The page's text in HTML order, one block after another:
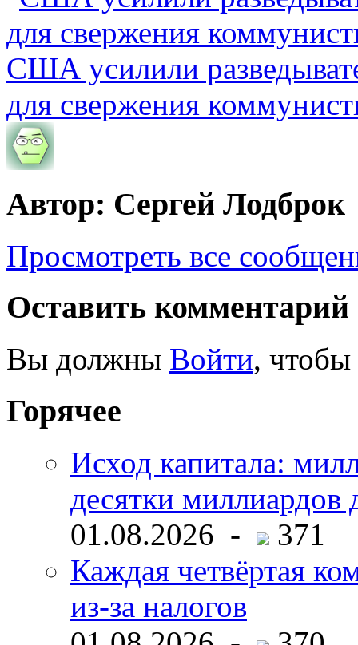
США усилили
для свержения
Автор: Сергей Лодброк
Просмотреть все
Оставить комментарий
Вы должны Войти, чтобы
Горячее
Исход капитала:
десятки миллиардов
01.08.2026 -
371
Каждая четвёртая
из-за налогов